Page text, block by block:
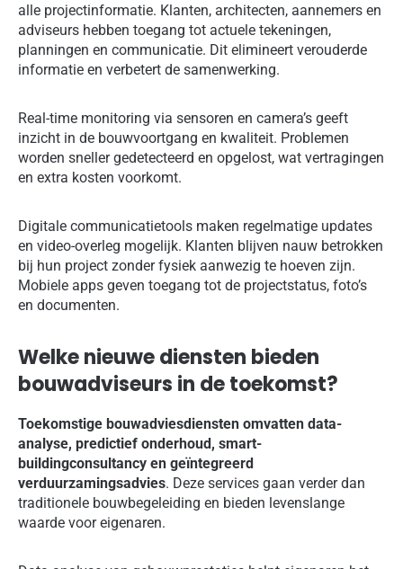
alle projectinformatie. Klanten, architecten, aannemers en
adviseurs hebben toegang tot actuele tekeningen,
planningen en communicatie. Dit elimineert verouderde
informatie en verbetert de samenwerking.
Real-time monitoring via sensoren en camera’s geeft
inzicht in de bouwvoortgang en kwaliteit. Problemen
worden sneller gedetecteerd en opgelost, wat vertragingen
en extra kosten voorkomt.
Digitale communicatietools maken regelmatige updates
en video-overleg mogelijk. Klanten blijven nauw betrokken
bij hun project zonder fysiek aanwezig te hoeven zijn.
Mobiele apps geven toegang tot de projectstatus, foto’s
en documenten.
Welke nieuwe diensten bieden
bouwadviseurs in de toekomst?
Toekomstige bouwadviesdiensten omvatten data-
analyse, predictief onderhoud, smart-
buildingconsultancy en geïntegreerd
verduurzamingsadvies. Deze services gaan verder dan
traditionele bouwbegeleiding en bieden levenslange
waarde voor eigenaren.